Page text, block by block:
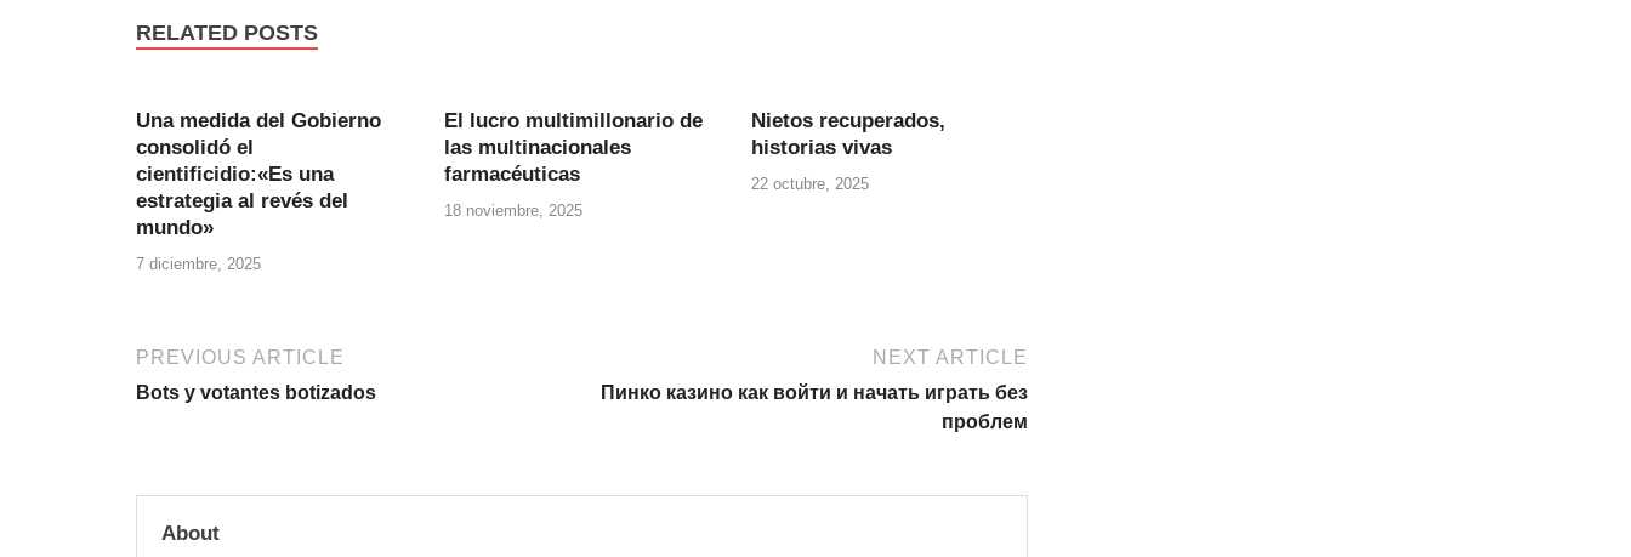
RELATED POSTS
Una medida del Gobierno
consolidó el
cientificidio:«Es una
estrategia al revés del
mundo»
7 diciembre, 2025
El lucro multimillonario de
las multinacionales
farmacéuticas
18 noviembre, 2025
Nietos recuperados,
historias vivas
22 octubre, 2025
PREVIOUS ARTICLE
Bots y votantes botizados
NEXT ARTICLE
Пинко казино как войти и начать играть без
проблем
About